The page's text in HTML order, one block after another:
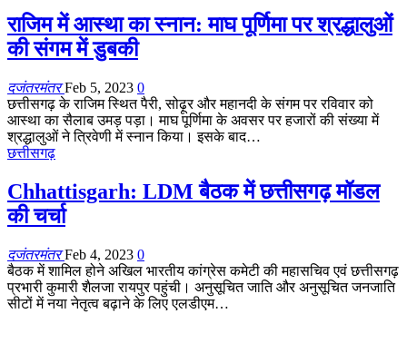
राजिम में आस्था का स्नान: माघ पूर्णिमा पर श्रद्धालुओं
की संगम में डुबकी
दजंतरमंतरFeb 5, 2023 0
छत्तीसगढ़ के राजिम स्थित पैरी, सोढ़ूर और महानदी के संगम पर रविवार को
आस्था का सैलाब उमड़ पड़ा। माघ पूर्णिमा के अवसर पर हजारों की संख्या में
श्रद्धालुओं ने त्रिवेणी में स्नान किया। इसके बाद…
छत्तीसगढ़
Chhattisgarh: LDM बैठक में छत्तीसगढ़ मॉडल
की चर्चा
दजंतरमंतरFeb 4, 2023 0
बैठक में शामिल होने अखिल भारतीय कांग्रेस कमेटी की महासचिव एवं छत्तीसगढ़
प्रभारी कुमारी शैलजा रायपुर पहुंची। अनुसूचित जाति और अनुसूचित जनजाति
सीटों में नया नेतृत्व बढ़ाने के लिए एलडीएम…